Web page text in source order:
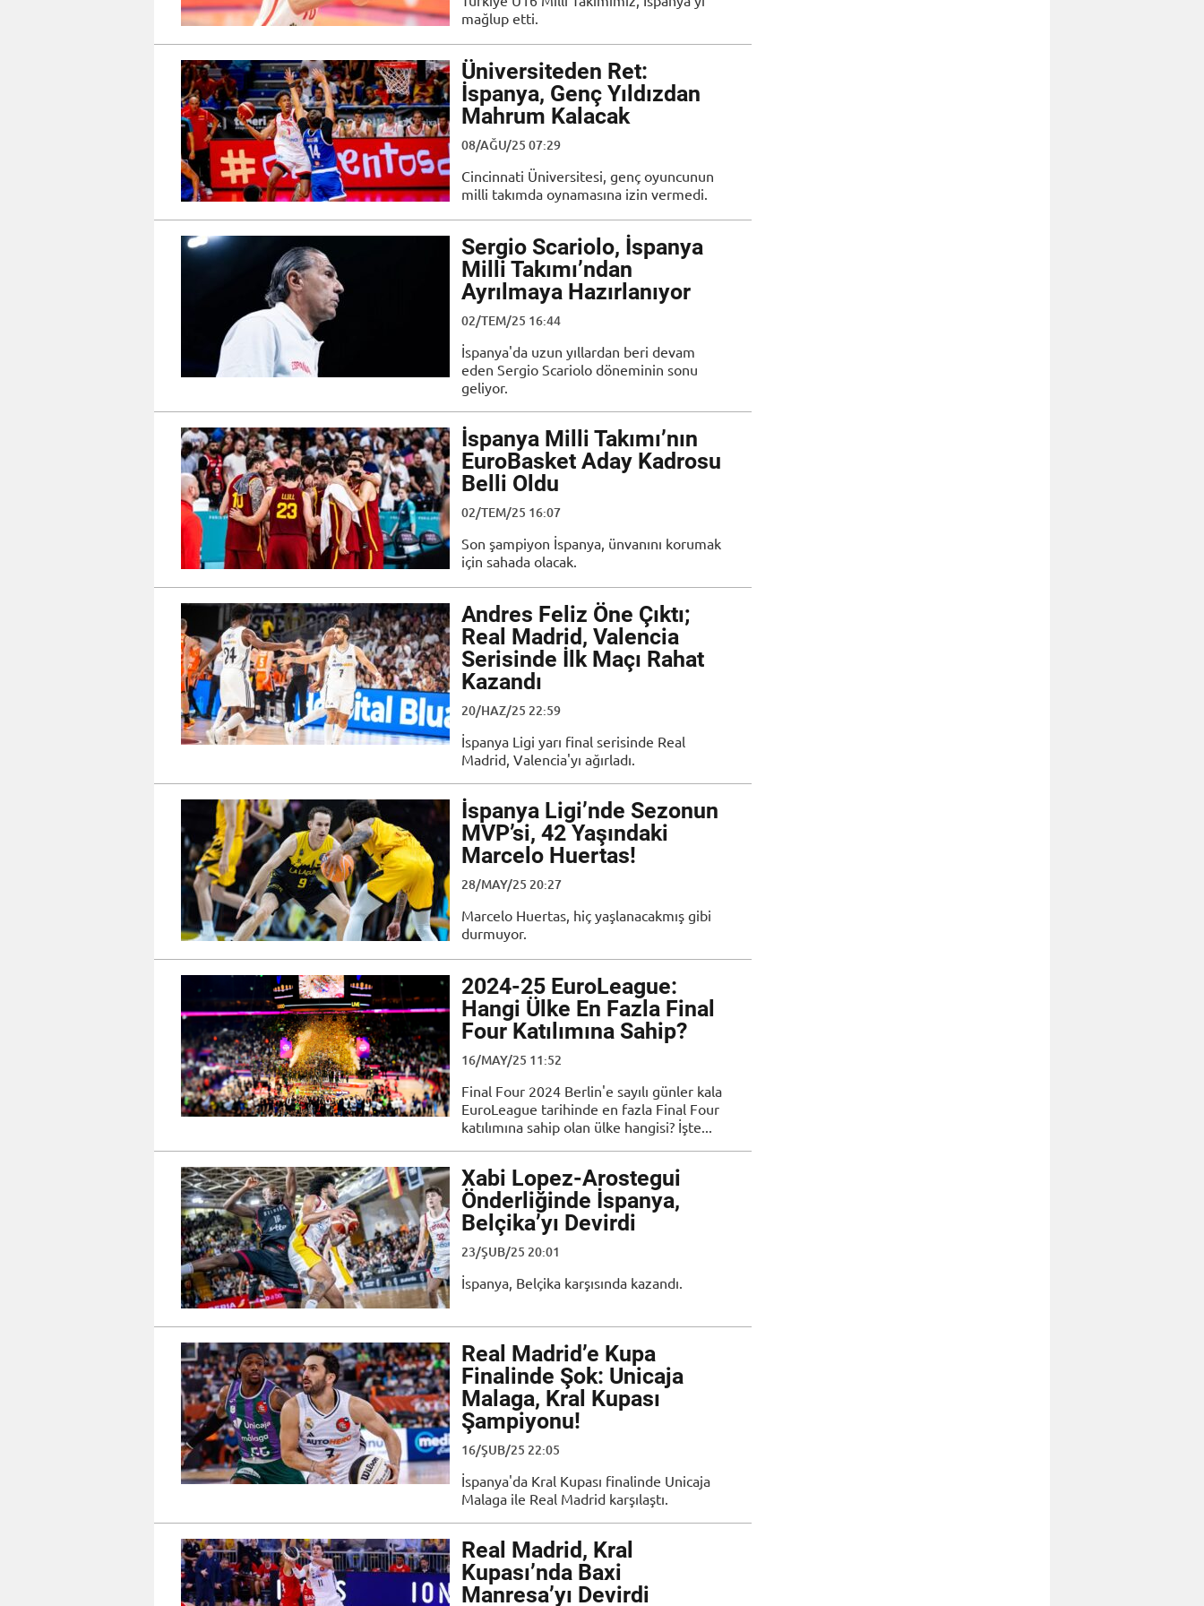
mağlup etti.
Üniversiteden Ret:
İspanya, Genç Yıldızdan
Mahrum Kalacak
08/AĞU/25 07:29
Cincinnati Üniversitesi, genç oyuncunun
milli takımda oynamasına izin vermedi.
Sergio Scariolo, İspanya
Milli Takımı’ndan
Ayrılmaya Hazırlanıyor
02/TEM/25 16:44
İspanya'da uzun yıllardan beri devam
eden Sergio Scariolo döneminin sonu
geliyor.
İspanya Milli Takımı’nın
EuroBasket Aday Kadrosu
Belli Oldu
02/TEM/25 16:07
Son şampiyon İspanya, ünvanını korumak
için sahada olacak.
Andres Feliz Öne Çıktı;
Real Madrid, Valencia
Serisinde İlk Maçı Rahat
Kazandı
20/HAZ/25 22:59
İspanya Ligi yarı final serisinde Real
Madrid, Valencia'yı ağırladı.
İspanya Ligi’nde Sezonun
MVP’si, 42 Yaşındaki
Marcelo Huertas!
28/MAY/25 20:27
Marcelo Huertas, hiç yaşlanacakmış gibi
durmuyor.
2024-25 EuroLeague:
Hangi Ülke En Fazla Final
Four Katılımına Sahip?
16/MAY/25 11:52
Final Four 2024 Berlin'e sayılı günler kala
EuroLeague tarihinde en fazla Final Four
katılımına sahip olan ülke hangisi? İşte...
Xabi Lopez-Arostegui
Önderliğinde İspanya,
Belçika’yı Devirdi
23/ŞUB/25 20:01
İspanya, Belçika karşısında kazandı.
Real Madrid’e Kupa
Finalinde Şok: Unicaja
Malaga, Kral Kupası
Şampiyonu!
16/ŞUB/25 22:05
İspanya'da Kral Kupası finalinde Unicaja
Malaga ile Real Madrid karşılaştı.
Real Madrid, Kral
Kupası’nda Baxi
Manresa’yı Devirdi